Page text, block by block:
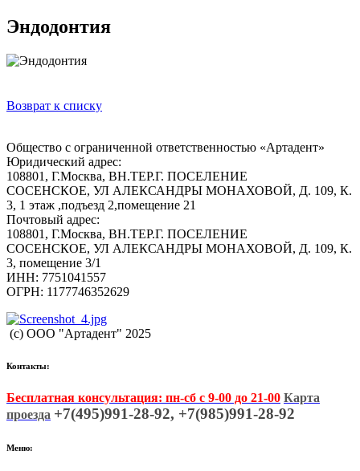
Эндодонтия
Возврат к списку
Общество с ограниченной ответственностью «Артадент»
Юридический адрес:
108801, Г.Москва, ВН.ТЕР.Г. ПОСЕЛЕНИЕ
СОСЕНСКОЕ, УЛ АЛЕКСАНДРЫ МОНАХОВОЙ, Д. 109, К.
3, 1 этаж ,подъезд 2,помещение 21
Почтовый адрес:
108801, Г.Москва, ВН.ТЕР.Г. ПОСЕЛЕНИЕ
СОСЕНСКОЕ, УЛ АЛЕКСАНДРЫ МОНАХОВОЙ, Д. 109, К.
3, помещение 3/1
ИНН: 7751041557
ОГРН: 1177746352629
(c) ООО "Артадент" 2025
Контакты:
Бесплатная консультация: пн-сб с 9-00 до 21-00 Карта
проезда +7(495)991-28-92, +7(985)991-28-92
Меню: